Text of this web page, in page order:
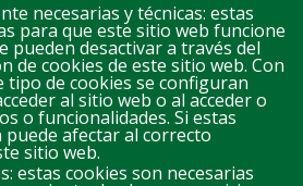
M J V S
28 29 30 31
necesarias y técnicas: estas
para que este sitio web funcione
pueden desactivar a través del
de cookies de este sitio web. Con
tipo de cookies se configuran
al sitio web o al acceder o
o funcionalidades. Si estas
puede afectar al correcto
sitio web.
estas cookies son necesarias